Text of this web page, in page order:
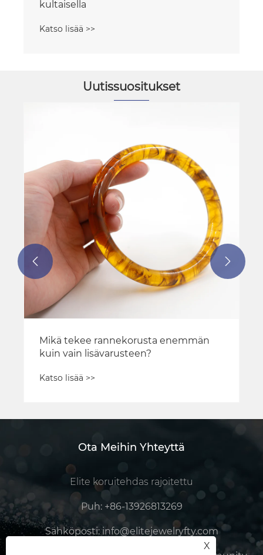
Uutissuositukset
Katso lisää >>
 
Ota Meihin Yhteyttä
Elite koruitehdas rajoitettu
Puh: +86-13926813269
Sähköposti:info@elitejewelryfty.com
X